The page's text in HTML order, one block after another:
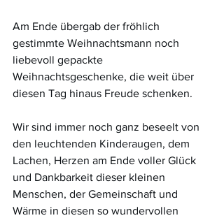
Am Ende übergab der fröhlich
gestimmte Weihnachtsmann noch
liebevoll gepackte
Weihnachtsgeschenke, die weit über
diesen Tag hinaus Freude schenken.
Wir sind immer noch ganz beseelt von
den leuchtenden Kinderaugen, dem
Lachen, Herzen am Ende voller Glück
und Dankbarkeit dieser kleinen
Menschen, der Gemeinschaft und
Wärme in diesen so wundervollen